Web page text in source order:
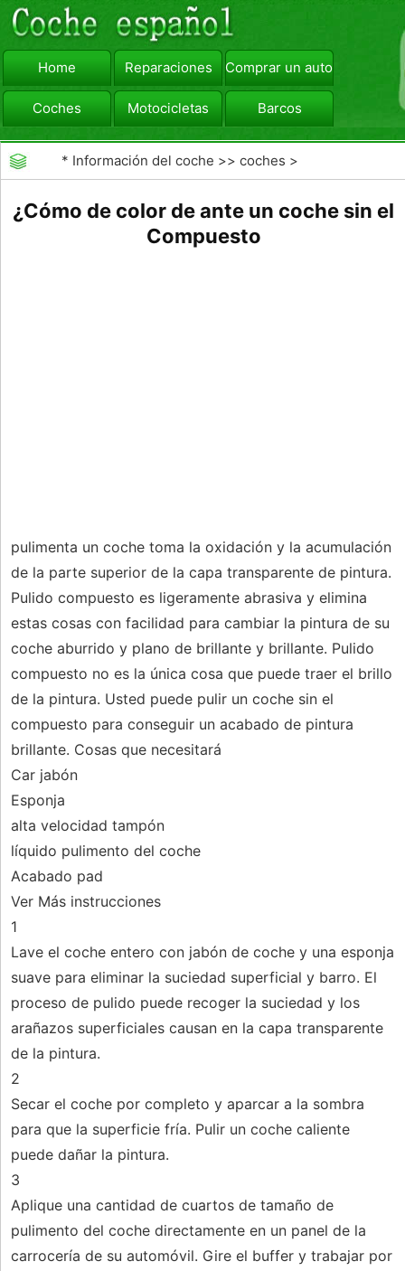
Home Reparaciones Comprar un automóvil
Coches Motocicletas Barcos
viajar Camiones
* Información del coche >>coches >
¿Cómo de color de ante un coche sin el
Compuesto
pulimenta un coche toma la oxidación y la acumulación
de la parte superior de la capa transparente de pintura.
Pulido compuesto es ligeramente abrasiva y elimina
estas cosas con facilidad para cambiar la pintura de su
coche aburrido y plano de brillante y brillante. Pulido
compuesto no es la única cosa que puede traer el brillo
de la pintura. Usted puede pulir un coche sin el
compuesto para conseguir un acabado de pintura
brillante. Cosas que necesitará
Car jabón
Esponja
alta velocidad tampón
líquido pulimento del coche
Acabado pad
Ver Más instrucciones
1
Lave el coche entero con jabón de coche y una esponja
suave para eliminar la suciedad superficial y barro. El
proceso de pulido puede recoger la suciedad y los
arañazos superficiales causan en la capa transparente
de la pintura.
2
Secar el coche por completo y aparcar a la sombra
para que la superficie fría. Pulir un coche caliente
puede dañar la pintura.
3
Aplique una cantidad de cuartos de tamaño de
pulimento del coche directamente en un panel de la
carrocería de su automóvil. Gire el buffer y trabajar por